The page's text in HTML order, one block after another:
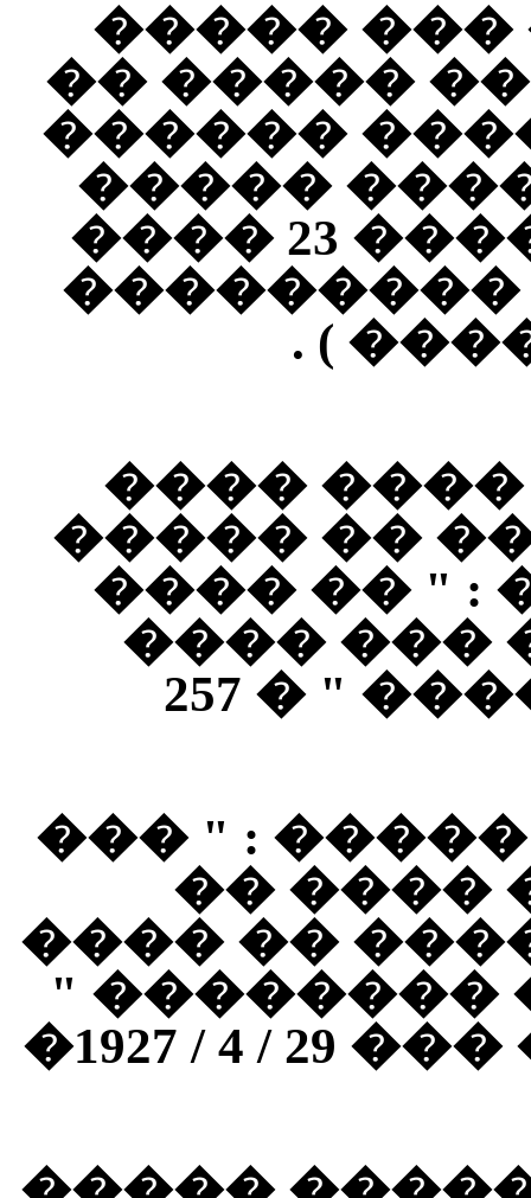
������ : "
���� ����
����� ��� "
�������
����� ��� ������ 23 ����
1908� ( ���
�����
�������
�����
����
�����
���� ��
���
�������� �
���� � ��